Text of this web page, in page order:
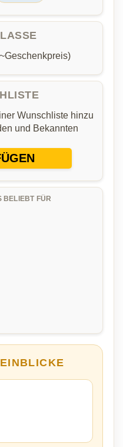
Wunschliste hinzu
und Bekannten
BELIEBT FÜR